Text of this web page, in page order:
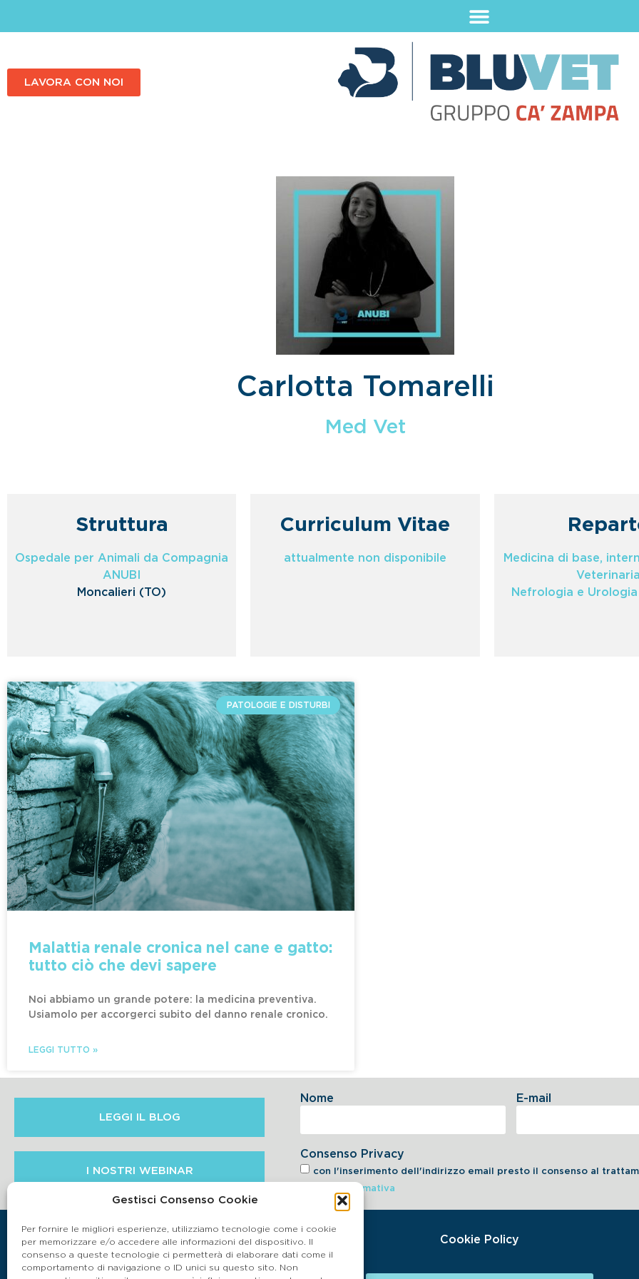
Gestisci Consenso Cookie
Per fornire le migliori esperienze, utilizziamo tecnologie come i cookie
per memorizzare e/o accedere alle informazioni del dispositivo. Il
consenso a queste tecnologie ci permetterà di elaborare dati come il
comportamento di navigazione o ID unici su questo sito. Non
LAVORA CON NOI
Carlotta Tomarelli
Med Vet
Struttura
Ospedale per Animali da Compagnia
ANUBI
Moncalieri (TO)
Curriculum Vitae
attualmente non disponibile
Medicina di base,
Veterinaria
Nefrologia e
PATOLOGIE E DISTURBI
Malattia renale cronica nel cane e gatto:
tutto ciò che devi sapere
Noi abbiamo un grande potere: la medicina preventiva.
Usiamolo per accorgerci subito del danno renale cronico.
LEGGI TUTTO »
LEGGI IL BLOG
I NOSTRI WEBINAR
Consenso Privacy
con l'inserimento dell'indirizzo email presto il consenso al
6.2 dell'informativa
Nome E-mail
Cookie Policy